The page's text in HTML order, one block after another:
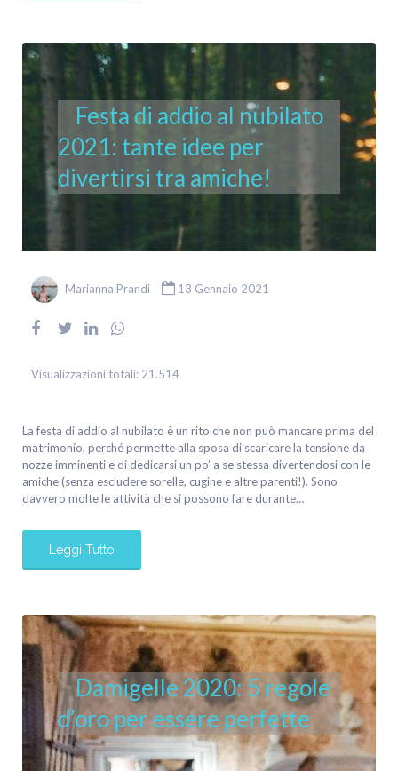
Festa di addio al nubilato
2021: tante idee per
divertirsi tra amiche!
Marianna Prandi 13 Gennaio 2021
Visualizzazioni totali: 21.514
La festa di addio al nubilato è un rito che non può mancare prima del
matrimonio, perché permette alla sposa di scaricare la tensione da
nozze imminenti e di dedicarsi un po’ a se stessa divertendosi con le
amiche (senza escludere sorelle, cugine e altre parenti!). Sono
davvero molte le attività che si possono fare durante…
Leggi Tutto
Damigelle 2020: 5 regole
d’oro per essere perfette